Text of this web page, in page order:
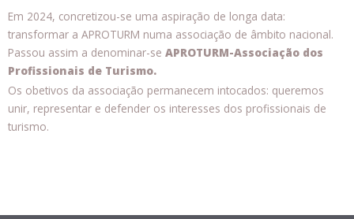
Em 2024, concretizou-se uma aspiração de longa data:
transformar a APROTURM numa associação de âmbito nacional.
Passou assim a denominar-se APROTURM-Associação dos
Profissionais de Turismo.
Os obetivos da associação permanecem intocados: queremos
unir, representar e defender os interesses dos profissionais de
turismo.